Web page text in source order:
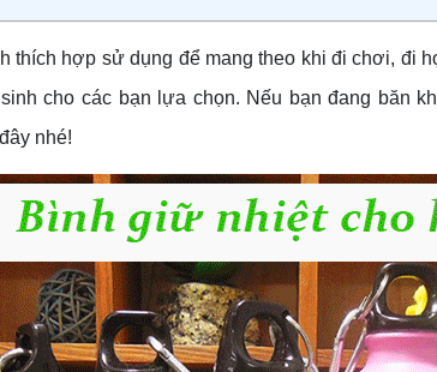
thích hợp sử dụng để mang theo khi đi chơi, đi
cho các bạn lựa chọn. Nếu bạn đang băn
nhé!